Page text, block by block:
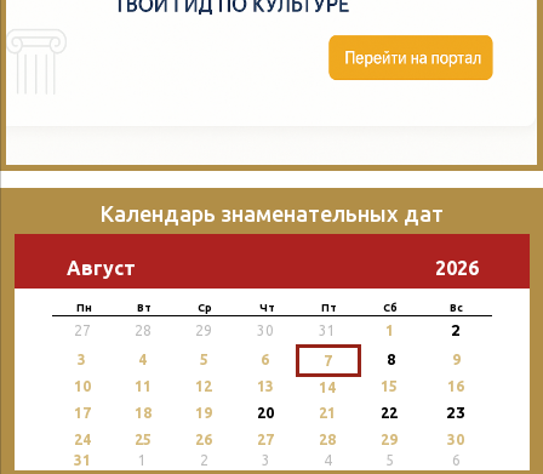
Календарь знаменательных дат
Август 2026
Пн Вт Ср Чт Пт Сб Вс
27 28 29 30 31 1 2
3 4 5 6 7 8
9
10
11 12 13 14 15
16
17
18 19 20 21 22 23
24 25 26 27 28 29
30
31
1 2 3 4 5 6